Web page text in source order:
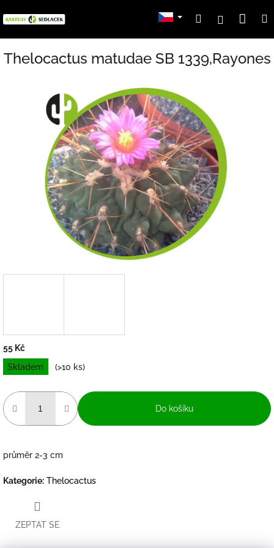
na
HledatPřihlášení
Thelocactus matudae SB 1339,Rayones
55 Kč
Měrná
cena:
Skladem (>10 ks)
Do košíku
průměr 2-3 cm
Kategorie: Thelocactus
ZEPTAT SE